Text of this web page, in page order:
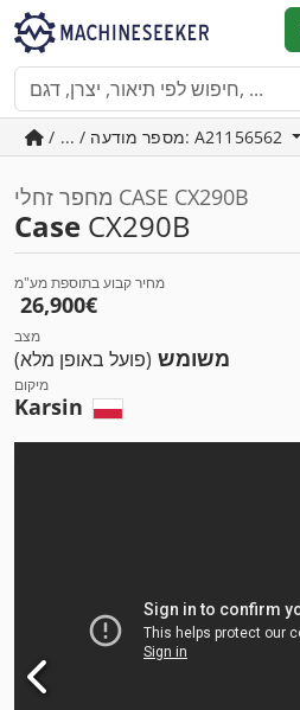
/ ... / מספר מודעה: A21156562
מחפר זחלי CASE CX290B
Case CX290B
מחיר קבוע בתוספת מע"מ
‏26,900 ‏€
מצב
משומש (פועל באופן מלא)
מיקום
Karsin